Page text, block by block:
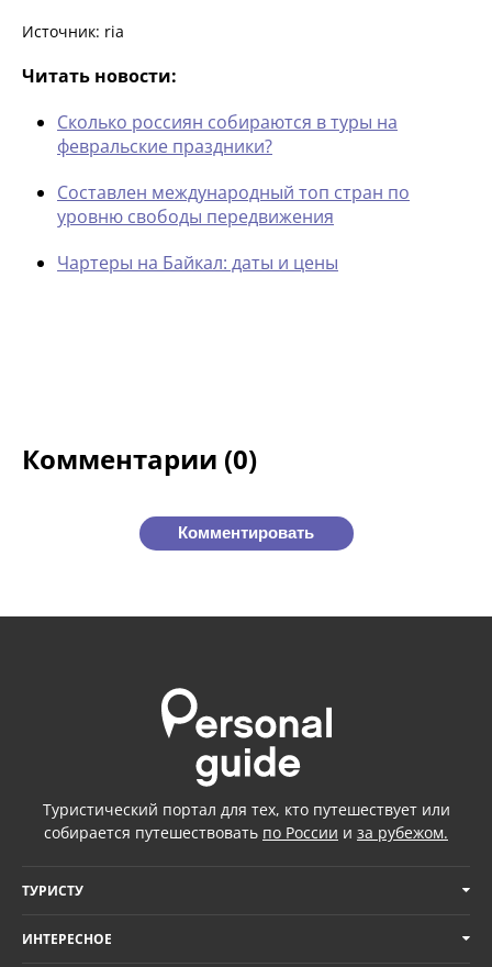
Источник: ria
Читать новости:
Сколько россиян собираются в туры на
февральские праздники?
Составлен международный топ стран по
уровню свободы передвижения
Чартеры на Байкал: даты и цены
Комментарии (0)
Комментировать
Туристический портал для тех, кто путешествует или
собирается путешествовать по России и за рубежом.
ТУРИСТУ
ИНТЕРЕСНОЕ